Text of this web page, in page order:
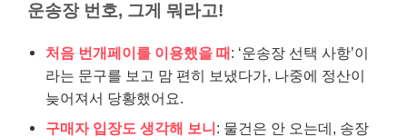
운송장 번호, 그게 뭐라고!
처음 번개페이를 이용했을 때: ‘운송장 선택 사항’이
라는 문구를 보고 맘 편히 보냈다가, 나중에 정산이
늦어져서 당황했어요.
구매자 입장도 생각해 보니: 물건은 안 오는데, 송장